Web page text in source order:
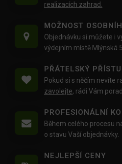
realizacích zahrad.
MOŽNOST
Objednávku si můžete i
výdejním místě Mlýnská
PŘÁTELSKÝ
Pokud si s něčím nevíte
zavolejte, rádi Vám
PROFESIONÁLNÍ
Během celého procesu
o stavu Vaší objednávky.
NEJLEPŠÍ CENY